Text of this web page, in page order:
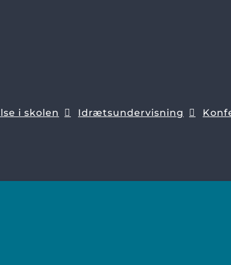
i skolen Idrætsundervisning